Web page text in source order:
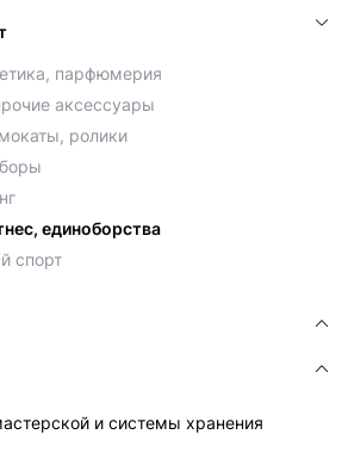
парфюмерия
аксессуары
ролики
единоборства
спорт
и системы хранения